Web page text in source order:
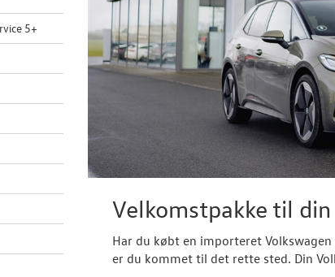
5+
Velkomstpakke til din
Har du købt en importeret Volkswagen
er du kommet til det rette sted. Din